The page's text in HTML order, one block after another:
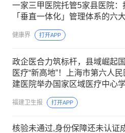
一家三甲医院托管5家县医院：
「垂直一体化」管理体系的六
健康界 打开APP
政企医合力筑标杆，县域崛起
医疗“新高地”！上海市第六人
建医院举办国家区域医疗中心
设专题研讨会
福建卫生报 打开APP
核验未通过,身份保障还未认证